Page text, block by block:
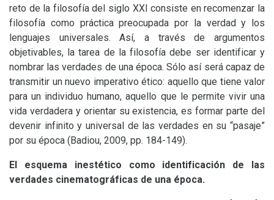
reto de la filosofía del siglo XXI consiste en recomenzar la
filosofía como práctica preocupada por la verdad y los
lenguajes universales. Así, a través de argumentos
objetivables, la tarea de la filosofía debe ser identificar y
nombrar las verdades de una época. Sólo así será capaz de
transmitir un nuevo imperativo ético: aquello que tiene valor
para un individuo humano, aquello que le permite vivir una
vida verdadera y orientar su existencia, es formar parte del
devenir infinito y universal de las verdades en su “pasaje”
por su época (Badiou, 2009, pp. 184-149).
El esquema inestético como identificación de las
verdades cinematográficas de una época.